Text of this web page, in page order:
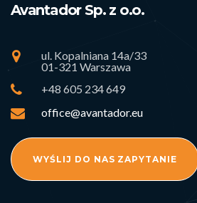
Avantador Sp. z o.o.
ul. Kopalniana 14a/33
01-321 Warszawa
+48 605 234 649
office@avantador.eu
WYŚLIJ DO NAS ZAPYTANIE